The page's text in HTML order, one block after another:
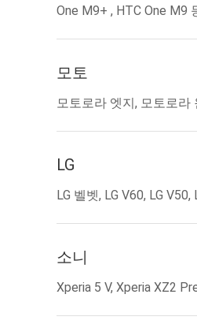
One M9+ , HTC One M9
모토
모토로라 엣지, 모토로라
LG
LG 벨벳, LG V60, LG
소니
Xperia 5 V, Xperia XZ2